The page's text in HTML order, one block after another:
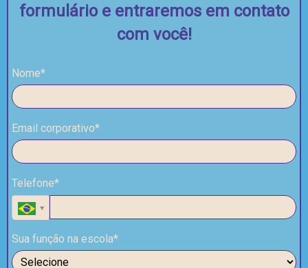
formulário e entraremos em contato
com você!
Nome*
Email corporativo*
Telefone*
Sua função na escola*